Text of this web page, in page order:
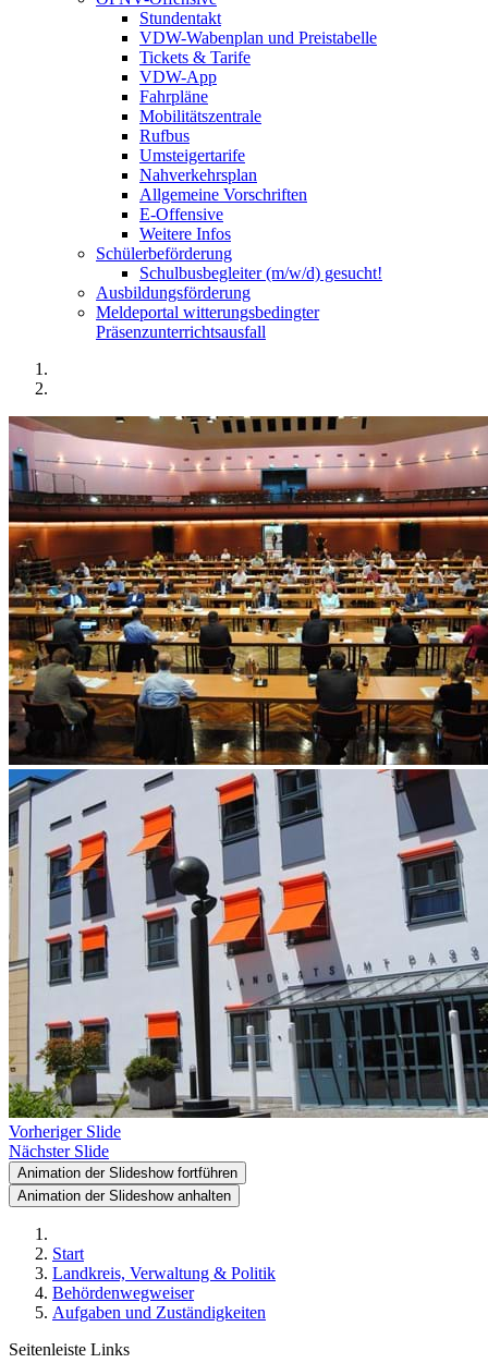
Stundentakt
VDW-Wabenplan und Preistabelle
Tickets & Tarife
VDW-App
Fahrpläne
Mobilitätszentrale
Rufbus
Umsteigertarife
Nahverkehrsplan
Allgemeine Vorschriften
E-Offensive
Weitere Infos
Schülerbeförderung
Schulbusbegleiter (m/w/d) gesucht!
Ausbildungsförderung
Meldeportal witterungsbedingter
Präsenzunterrichtsausfall
Vorheriger Slide
Nächster Slide
Animation der Slideshow fortführen
Animation der Slideshow anhalten
Start
Landkreis, Verwaltung & Politik
Behördenwegweiser
Aufgaben und Zuständigkeiten
Seitenleiste Links